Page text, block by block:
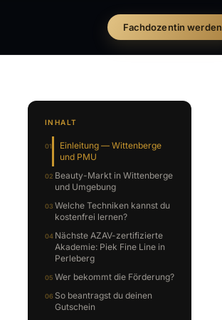
Fachdozentin werden
INHALT
Einleitung — Wittenberge
und PMU
Beauty-Markt in Wittenberge
und Umgebung
Welche Techniken kannst du
kostenfrei lernen?
Nächste AZAV-zertifizierte
Akademie: Piek Fine Line in
Perleberg
Wer bekommt die Förderung?
So beantragst du deinen
Gutschein